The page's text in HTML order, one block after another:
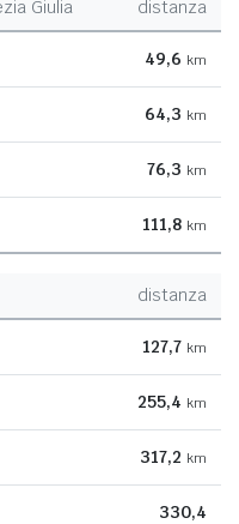
Giulia distanza
49,6 km
64,3 km
76,3 km
111,8 km
distanza
127,7 km
255,4 km
317,2 km
330,4